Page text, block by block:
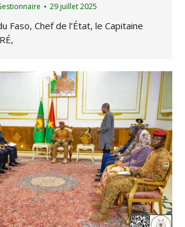
29 juillet 2025
Faso, Chef de l’État, le Capitaine